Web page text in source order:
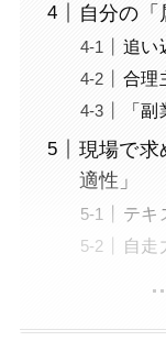
自分の
追い
合理
「
現場で求
適性」
テキ
自走